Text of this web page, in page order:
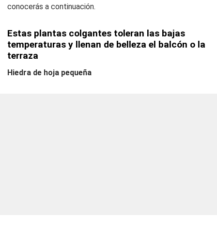
conocerás a continuación.
Estas plantas colgantes toleran las bajas
temperaturas y llenan de belleza el balcón o la
terraza
Hiedra de hoja pequeña